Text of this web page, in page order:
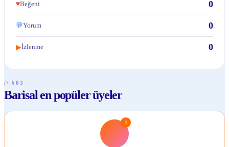
♥Beğeni 0
💬Yorum 0
▶İzlenme 0
// §03
Barisal en popüler üyeler
1